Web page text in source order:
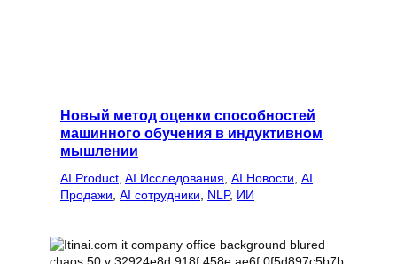
Новый метод оценки способностей
машинного обучения в индуктивном
мышлении
AI Product AI Исследования AI Новости AI
Продажи AI сотрудники NLP, ИИ